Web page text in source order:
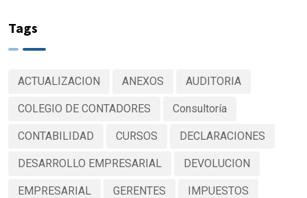
Tags
ACTUALIZACION ANEXOS AUDITORIA
COLEGIO DE CONTADORES Consultoría
CONTABILIDAD CURSOS DECLARACIONES
DESARROLLO EMPRESARIAL DEVOLUCION
EMPRESARIAL GERENTES IMPUESTOS